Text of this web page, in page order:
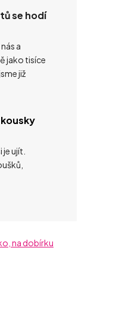
se hodí
a
jako tisíce
již
ujít.
na dobírku